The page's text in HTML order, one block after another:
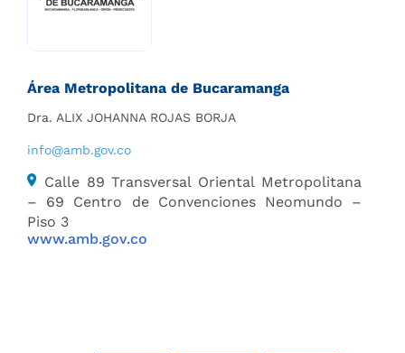
Área Metropolitana de Bucaramanga
Dra. ALIX JOHANNA ROJAS BORJA
info@amb.gov.co
Calle 89 Transversal Oriental Metropolitana
– 69 Centro de Convenciones Neomundo –
Piso 3
www.amb.gov.co